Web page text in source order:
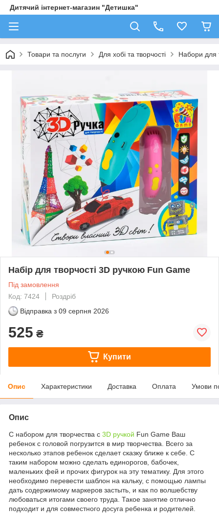
Дитячий інтернет-магазин "Детишка"
Товари та послуги Для хобі та творчості Набори для
Набір для творчості 3D ручкою Fun Game
Під замовлення
Код: 7424
Роздріб
Відправка з 09 серпня 2026
525 ₴
Купити
Опис Характеристики Доставка Оплата Умови
Опис
С набором для творчества с 3D ручкой Fun Game Ваш
ребенок с головой погрузится в мир творчества. Всего за
несколько этапов ребенок сделает сказку ближе к себе. С
таким набором можно сделать единорогов, бабочек,
маленьких фей и прочих фигурок на эту тематику. Для этого
необходимо перевести шаблон на кальку, с помощью лампы
дать содержимому маркеров застыть, и как по волшебству
любоваться итогами своего труда. Такое занятие отлично
подходит и для совместного досуга ребенка и родителей.